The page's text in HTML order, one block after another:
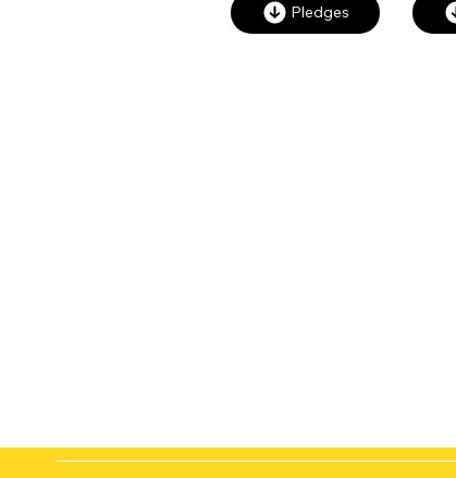
Pledges